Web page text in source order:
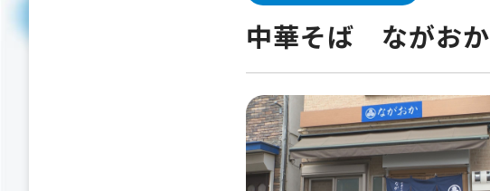
中華そば ながおか